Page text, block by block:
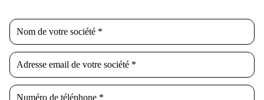
Nom de votre société *
Adresse email de votre société *
Numéro de téléphone *